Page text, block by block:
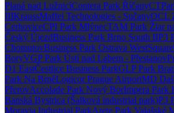
Planá nad LužnicíContera Park Říčany
IIIKraussMaffei Technologies - SučanyOCL
CerhoviceCPI Park MlýnecTAM Park Žiar
Český ÚjezdBusiness Park Brno South IIP3
ChomutovBusiness Park Ostrava West
BoryVGP Park Ústí nad Labem - Přestanov
D1 EastČestlice Business ParkGLP Park
Park Na BrněLogicor Prague AirportMD
PřerovAccolade Park Nový BorImpera Park
Banská Bystrica (Šalková industrial park)P3
Moravia Industrial ParkArete Park Valašské